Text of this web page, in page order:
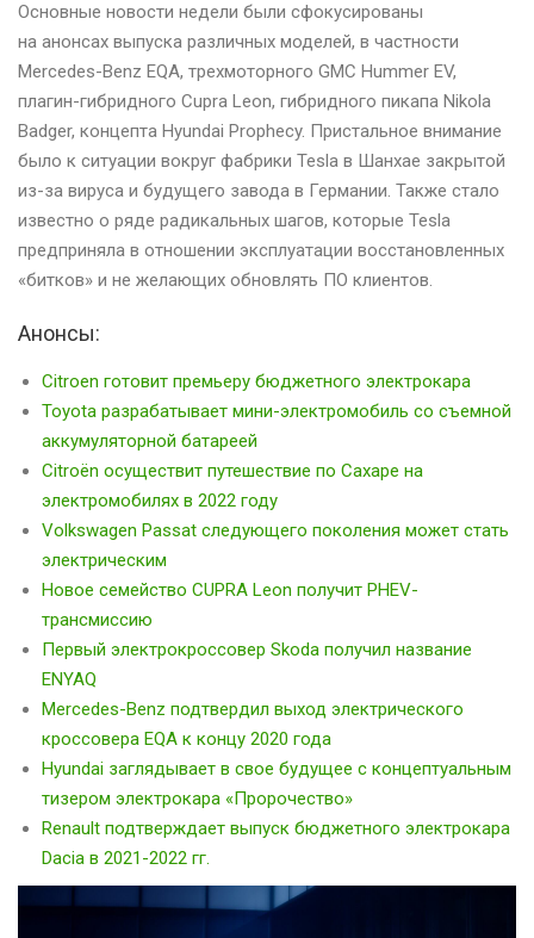
Основные новости недели были сфокусированы
на анонсах выпуска различных моделей, в частности
Mercedes-Benz EQA, трехмоторного GMC Hummer EV,
плагин-гибридного Cupra Leon, гибридного пикапа Nikola
Badger, концепта Hyundai Prophecy. Пристальное внимание
было к ситуации вокруг фабрики Tesla в Шанхае закрытой
из-за вируса и будущего завода в Германии. Также стало
известно о ряде радикальных шагов, которые Tesla
предприняла в отношении эксплуатации восстановленных
«битков» и не желающих обновлять ПО клиентов.
Анонсы:
Citroen готовит премьеру бюджетного электрокара
Toyota разрабатывает мини-электромобиль со съемной
аккумуляторной батареей
Citroën осуществит путешествие по Сахаре на
электромобилях в 2022 году
Volkswagen Passat следующего поколения может стать
электрическим
Новое семейство CUPRA Leon получит PHEV-
трансмиссию
Первый электрокроссовер Skoda получил название
ENYAQ
Mercedes-Benz подтвердил выход электрического
кроссовера EQA к концу 2020 года
Hyundai заглядывает в свое будущее с концептуальным
тизером электрокара «Пророчество»
Renault подтверждает выпуск бюджетного электрокара
Dacia в 2021-2022 гг.